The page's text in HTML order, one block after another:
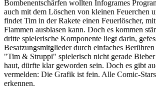
Bombenentschärfen wollten Infogrames
auch mit dem Löschen von kleinen Feuerchen
findet Tim in der Rakete einen Feuerlöscher,
Flammen ausblasen kann. Doch es kommen
dritte spielerische Komponente liegt darin,
Besatzungsmitglieder durch einfaches
"Tim & Struppi" spielerisch nicht gerade
haut, dürfte klar geworden sein. Doch es gibt
vermelden: Die Grafik ist fein. Alle Comic-
erkennen.